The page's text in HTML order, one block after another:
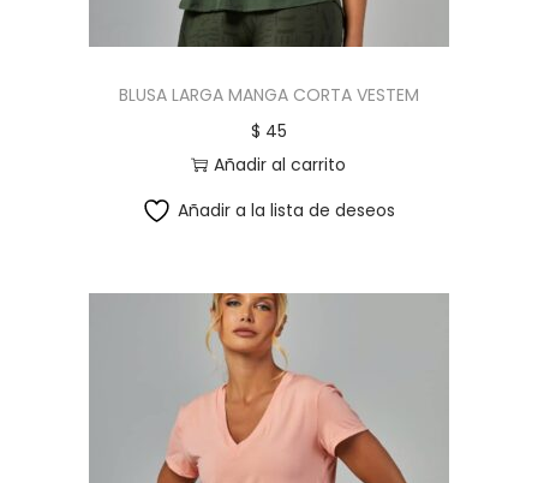
BLUSA LARGA MANGA CORTA VESTEM
$ 45
Añadir al carrito
Añadir a la lista de deseos